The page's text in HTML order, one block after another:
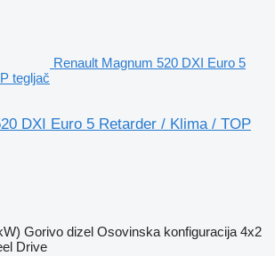
Renault Magnum 520 DXI Euro 5
tegljač
DXI Euro 5 Retarder / Klima / TOP
Gorivo dizel Osovinska konfiguracija 4x2
Drive